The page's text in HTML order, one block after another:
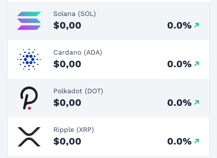
Solana (SOL)
$0,00 0.0%
Cardano (ADA)
$0,00 0.0%
Polkadot (DOT)
$0,00 0.0%
Ripple (XRP)
$0,00 0.0%